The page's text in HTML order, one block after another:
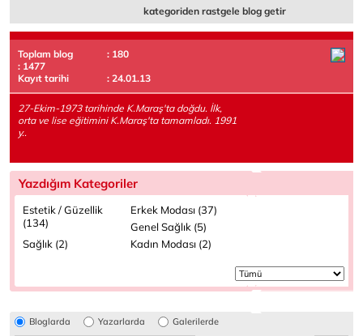
kategoriden rastgele blog getir
Toplam blog
: 180
: 1477
Kayıt tarihi
: 24.01.13
27-Ekim-1973 tarihinde K.Maraş'ta doğdu. İlk,
orta ve lise eğitimini K.Maraş'ta tamamladı. 1991
y..
Yazdığım Kategoriler
Estetik / Güzellik
(134)
Erkek Modası (37)
Genel Sağlık (5)
Sağlık (2)
Kadın Modası (2)
Bloglarda Yazarlarda Galerilerde